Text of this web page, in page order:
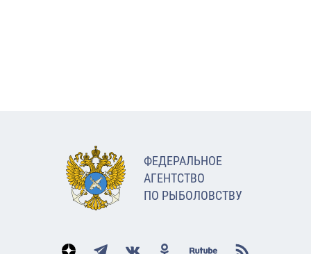
ФЕДЕРАЛЬНОЕ
АГЕНТСТВО
ПО РЫБОЛОВСТВУ